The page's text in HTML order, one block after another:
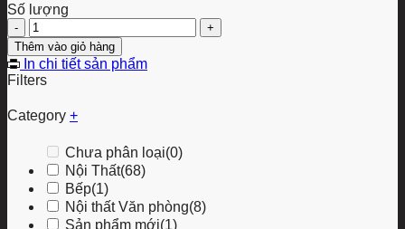
Số lượng
Bàn
Cafe
Forma
số
lượng
Thêm vào giỏ hàng
In chi tiết sản phẩm
Filters
Category +
Chưa phân loại(0)
Nội Thất(68)
Bếp(1)
Nội thất Văn phòng(8)
Sản phẩm mới(1)